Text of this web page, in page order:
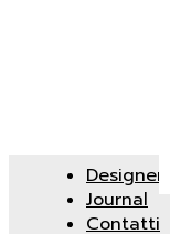
Designer
Journal
Contatti